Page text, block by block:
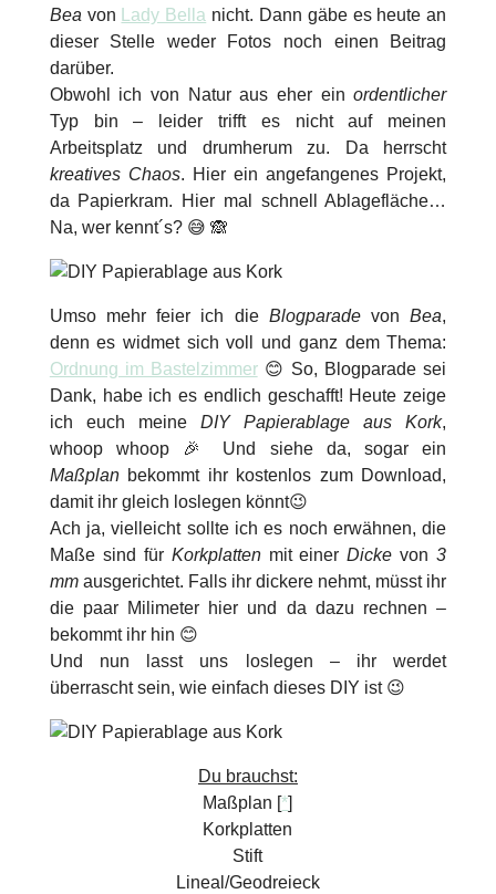
Bea von Lady Bella nicht. Dann gäbe es heute an
dieser Stelle weder Fotos noch einen Beitrag
darüber.
Obwohl ich von Natur aus eher einordentlicher
Typ bin – leider trifft es nicht auf meinen
Arbeitsplatz und drumherum zu. Da herrscht
kreatives Chaos. Hier ein angefangenes Projekt,
da Papierkram. Hier mal schnell Ablagefläche…
Na, wer kennt´s? 😅 🙈
Umso mehr feier ich die BlogparadevonBea,
denn es widmet sich voll und ganz dem Thema:
Ordnung im Bastelzimmer😊 So, Blogparade sei
Dank, habe ich es endlich geschafft! Heute zeige
ich euch meine DIY Papierablage aus Kork,
whoop whoop 🎉 Und siehe da, sogar ein
Maßplanbekommt ihr kostenlos zum Download,
damit ihr gleich loslegen könnt😉
Ach ja, vielleicht sollte ich es noch erwähnen, die
Maße sind für Korkplattenmit einerDicke von3
mmausgerichtet. Falls ihr dickere nehmt, müsst ihr
die paar Milimeter hier und da dazu rechnen –
bekommt ihr hin 😊
Und nun lasst uns loslegen – ihr werdet
überrascht sein, wie einfach dieses DIY ist 😉
Du brauchst:
Maßplan [*]
Korkplatten
Stift
Lineal/Geodreieck